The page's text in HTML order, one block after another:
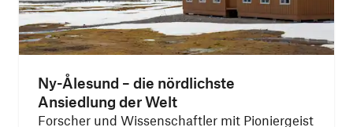
Ny-Ålesund – die nördlichste
Ansiedlung der Welt
Forscher und Wissenschaftler mit Pioniergeist